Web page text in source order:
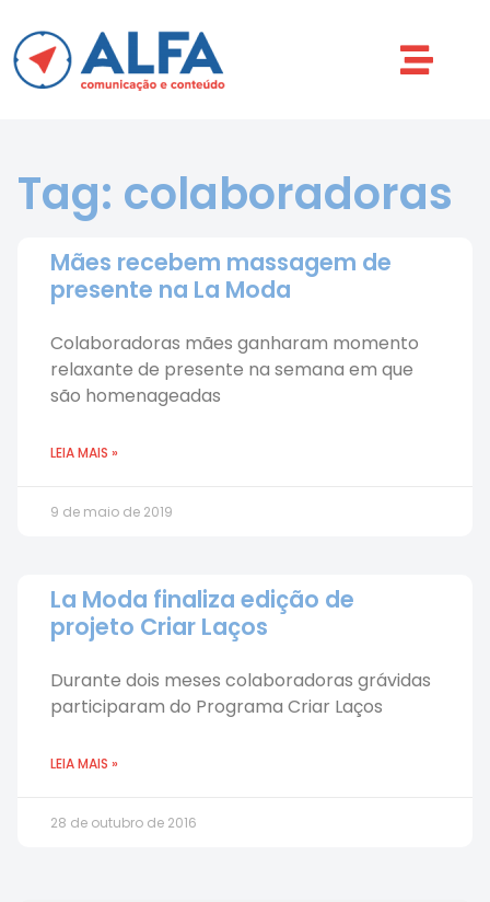
Tag: colaboradoras
Mães recebem massagem de
presente na La Moda
Colaboradoras mães ganharam momento
relaxante de presente na semana em que
são homenageadas
LEIA MAIS »
9 de maio de 2019
La Moda finaliza edição de
projeto Criar Laços
Durante dois meses colaboradoras grávidas
participaram do Programa Criar Laços
LEIA MAIS »
28 de outubro de 2016